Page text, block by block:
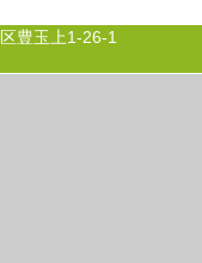
豊玉上1-26-1